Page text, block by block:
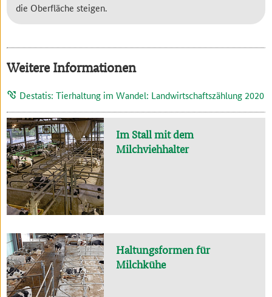
die Oberfläche steigen.
Weitere Informationen
Destatis: Tierhaltung im Wandel: Landwirtschaftszählung 2020
Im Stall mit dem
Milchviehhalter
Haltungsformen für
Milchkühe